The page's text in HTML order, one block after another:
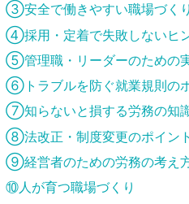
③安全で働きやすい職場づくり
④採用・定着で失敗しないヒ
⑤管理職・リーダーのための
⑥トラブルを防ぐ就業規則の
⑦知らないと損する労務の知
⑧法改正・制度変更のポイン
⑨経営者のための労務の考え
⑩人が育つ職場づくり